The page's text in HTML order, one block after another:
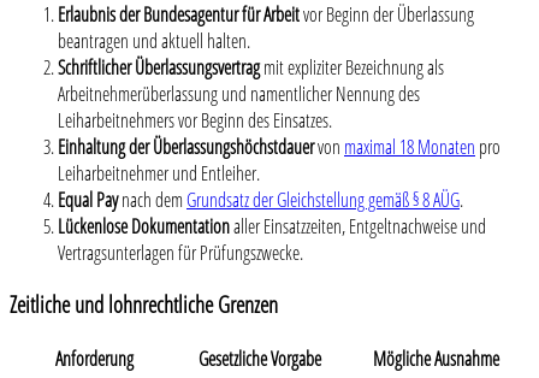
Erlaubnis der Bundesagentur für Arbeitvor Beginn der Überlassung
beantragen und aktuell halten.
Schriftlicher Überlassungsvertragmit expliziter Bezeichnung als
Arbeitnehmerüberlassung und namentlicher Nennung des
Leiharbeitnehmers vor Beginn des Einsatzes.
Einhaltung der Überlassungshöchstdauervon maximal 18 Monaten pro
Leiharbeitnehmer und Entleiher.
Equal Paynach demGrundsatz der Gleichstellung gemäß § 8 AÜG.
Lückenlose Dokumentationaller Einsatzzeiten, Entgeltnachweise und
Vertragsunterlagen für Prüfungszwecke.
Zeitliche und lohnrechtliche Grenzen
Anforderung Gesetzliche Vorgabe
Mögliche Ausnahme